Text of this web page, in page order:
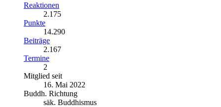
Reaktionen
2.175
Punkte
14.290
Beiträge
2.167
Termine
2
Mitglied seit
16. Mai 2022
Buddh. Richtung
säk. Buddhismus